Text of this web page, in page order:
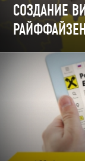
СОЗДАНИЕ
РАЙФФАЙЗЕН